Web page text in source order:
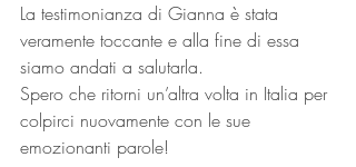
La testimonianza di Gianna è stata
veramente toccante e alla fine di essa
siamo andati a salutarla.
Spero che ritorni un’altra volta in Italia per
colpirci nuovamente con le sue
emozionanti parole!